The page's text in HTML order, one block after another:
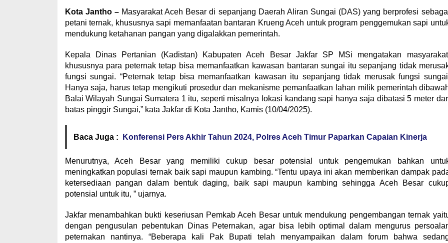
Kota Jantho –Masyarakat Aceh Besar di sepanjang Daerah Aliran Sungai (DAS) yang berprofesi
petani ternak, khususnya sapi memanfaatan bantaran Krueng Aceh untuk program penggemukan sapi
mendukung ketahanan pangan yang digalakkan pemerintah.
Kepala Dinas Pertanian (Kadistan) Kabupaten Aceh Besar Jakfar SP MSi mengatakan
khususnya para peternak tetap bisa memanfaatkan kawasan bantaran sungai itu sepanjang tidak
fungsi sungai. “Peternak tetap bisa memanfaatkan kawasan itu sepanjang tidak merusak fungsi
Hanya saja, harus tetap mengikuti prosedur dan mekanisme pemanfaatkan lahan milik pemerintah
Balai Wilayah Sungai Sumatera 1 itu, seperti misalnya lokasi kandang sapi hanya saja dibatasi 5 meter
batas pinggir Sungai,” kata Jakfar di Kota Jantho, Kamis (10/04/2025).
Baca Juga : Konferensi Pers Akhir Tahun 2024, Polres Aceh Timur Paparkan Capaian Kinerja
Menurutnya, Aceh Besar yang memiliki cukup besar potensial untuk pengemukan bahkan
meningkatkan populasi ternak baik sapi maupun kambing. “Tentu upaya ini akan memberikan dampak
ketersediaan pangan dalam bentuk daging, baik sapi maupun kambing sehingga Aceh Besar
potensial untuk itu, ” ujarnya.
Jakfar menambahkan bukti keseriusan Pemkab Aceh Besar untuk mendukung pengembangan ternak
dengan pengusulan pebentukan Dinas Peternakan, agar bisa lebih optimal dalam mengurus
peternakan nantinya. “Beberapa kali Pak Bupati telah menyampaikan dalam forum bahwa